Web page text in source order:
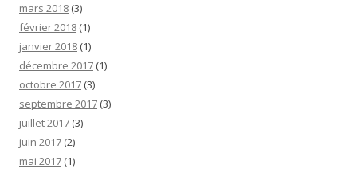
mars 2018 (3)
février 2018 (1)
janvier 2018 (1)
décembre 2017 (1)
octobre 2017 (3)
septembre 2017 (3)
juillet 2017 (3)
juin 2017 (2)
mai 2017 (1)